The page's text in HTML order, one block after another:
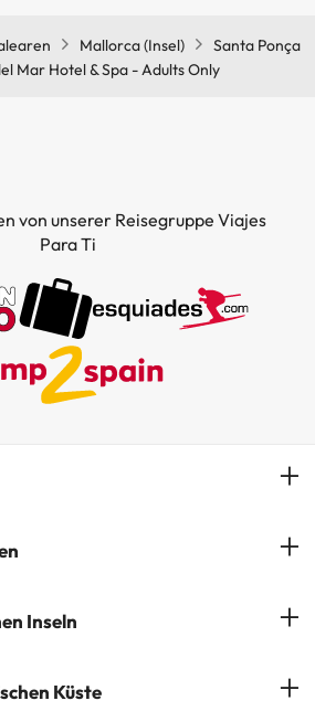
Mallorca (Insel)
Santa Ponça
Mar Hotel & Spa - Adults Only
von unserer Reisegruppe Viajes
Para Ti
Inseln
Küste